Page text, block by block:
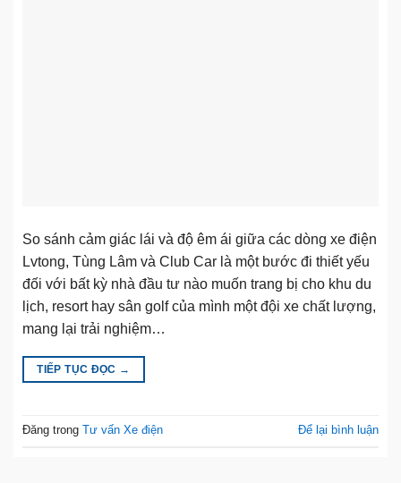
So sánh cảm giác lái và độ êm ái giữa các dòng xe điện
Lvtong, Tùng Lâm và Club Car là một bước đi thiết yếu
đối với bất kỳ nhà đầu tư nào muốn trang bị cho khu du
lịch, resort hay sân golf của mình một đội xe chất lượng,
mang lại trải nghiệm…
TIẾP TỤC ĐỌC →
Đăng trong Tư vấn Xe điện Để lại bình luận